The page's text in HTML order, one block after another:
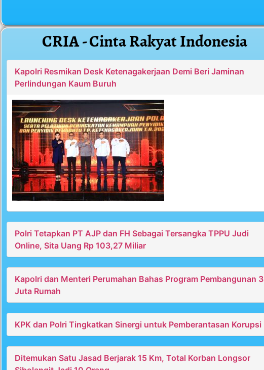
CRIA - Cinta Rakyat Indonesia
Kapolri Resmikan Desk Ketenagakerjaan Demi Beri Jaminan
Perlindungan Kaum Buruh
Polri Tetapkan PT AJP dan FH Sebagai Tersangka TPPU Judi
Online, Sita Uang Rp 103,27 Miliar
Kapolri dan Menteri Perumahan Bahas Program Pembangunan 3
Juta Rumah
KPK dan Polri Tingkatkan Sinergi untuk Pemberantasan Korupsi
Ditemukan Satu Jasad Berjarak 15 Km, Total Korban Longsor